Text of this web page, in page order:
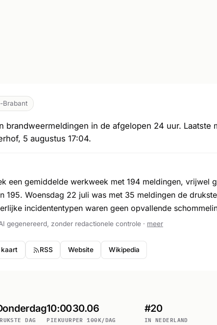
Brabant
brandweermeldingen in de afgelopen 24 uur. Laatste
5 augustus 17:04.
een gemiddelde werkweek met 194 meldingen, vrijwel
195. Woensdag 22 juli was met 35 meldingen de
incidententypen waren geen opvallende
gegenereerd, zonder redactionele controle · meer
kaart RSS Website Wikipedia
DAG
10:00
PIEKUUR
30.06
PER 100K/DAG
#20
IN NEDERLAND